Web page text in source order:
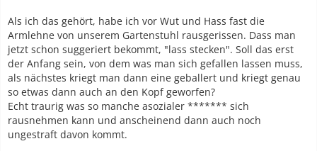
Als ich das gehört, habe ich vor Wut und Hass fast die
Armlehne von unserem Gartenstuhl rausgerissen. Dass man
jetzt schon suggeriert bekommt, "lass stecken". Soll das erst
der Anfang sein, von dem was man sich gefallen lassen muss,
als nächstes kriegt man dann eine geballert und kriegt genau
so etwas dann auch an den Kopf geworfen?
Echt traurig was so manche asozialer ******* sich
rausnehmen kann und anscheinend dann auch noch
ungestraft davon kommt.